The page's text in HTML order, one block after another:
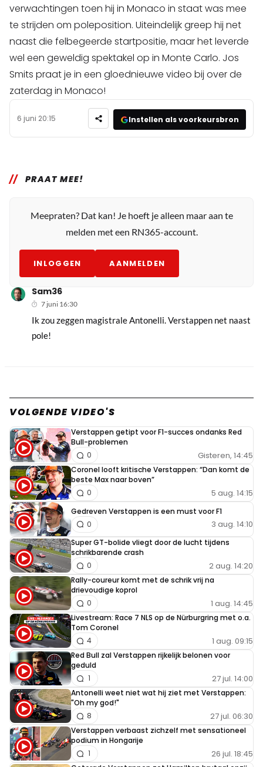
verwachtingen toen hij in Monaco in staat was mee
te strijden om poleposition. Uiteindelijk greep hij net
naast die felbegeerde startpositie, maar het leverde
wel een geweldig spektakel op in Monte Carlo. Jos
Smits praat je in een gloednieuwe video bij over de
zaterdag in Monaco!
6 juni 20:15 Instellen als voorkeursbron
PRAAT MEE!
Meepraten? Dat kan! Je hoeft je alleen maar aan te
melden met een RN365-account.
INLOGGEN AANMELDEN
Sam36
7 juni 16:30
Ik zou zeggen magistrale Antonelli. Verstappen net naast
pole!
VOLGENDE VIDEO'S
Verstappen getipt voor F1-succes ondanks Red
Bull-problemen
Gisteren, 14:45
0
Coronel looft kritische Verstappen: “Dan komt de
beste Max naar boven”
5 aug. 14:15
0
Gedreven Verstappen is een must voor F1
3 aug. 14:10
0
Super GT-bolide vliegt door de lucht tijdens
schrikbarende crash
2 aug. 14:20
0
Rally-coureur komt met de schrik vrij na
drievoudige koprol
1 aug. 14:45
0
Livestream: Race 7 NLS op de Nürburgring met o.a.
Tom Coronel
1 aug. 09:15
4
Red Bull zal Verstappen rijkelijk belonen voor
geduld
27 jul. 14:00
1
Antonelli weet niet wat hij ziet met Verstappen:
"Oh my god!"
27 jul. 06:30
8
Verstappen verbaast zichzelf met sensationeel
podium in Hongarije
26 jul. 18:45
1